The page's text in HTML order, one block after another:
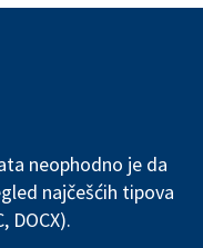
neophodno je da
najčešćih tipova
DOCX).